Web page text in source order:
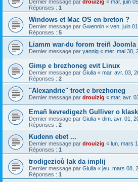
Dernier message par drouizig « mar. juin
Réponses : 1
Windows et Mac OS en breton ?
Dernier message par Gwennin « ven. juin
Réponses : 5
Liamm war-du forom treiñ Joomla
Dernier message par yannig « mer. mai 30,
Gimp e brezhoneg evit Linux
Dernier message par Giulia « mar. avr. 03,
Réponses : 2
"Alexandrie" troet e brezhoneg
Dernier message par drouizig « mar. avr.
Emañ kevredigezh Gulliver o
Dernier message par Giulia « dim. avr. 01,
Réponses : 2
Kudenn ebet ...
Dernier message par drouizig « lun. mars
Réponses : 1
trodigezioù lak da implij
Dernier message par Giulia « jeu. mars 08,
Réponses : 1